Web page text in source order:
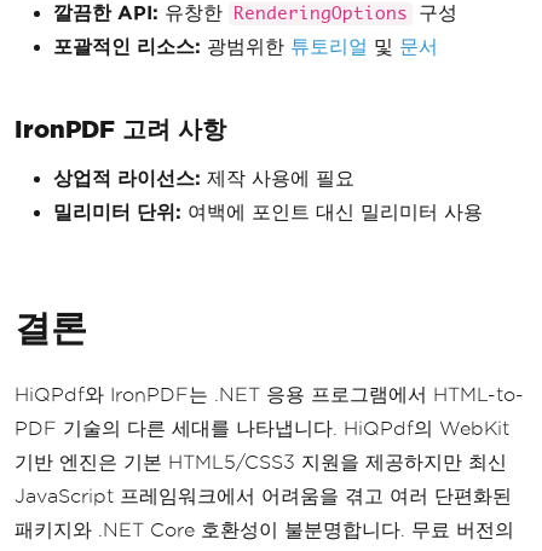
깔끔한 API: 유창한 RenderingOptions
구성
포괄적인 리소스: 광범위한 튜토리얼 및 문서
IronPDF 고려 사항
상업적 라이선스: 제작 사용에 필요
밀리미터 단위: 여백에 포인트 대신 밀리미터 사용
결론
HiQPdf와 IronPDF는 .NET 응용 프로그램에서 HTML-to-
PDF 기술의 다른 세대를 나타냅니다. HiQPdf의 WebKit
기반 엔진은 기본 HTML5/CSS3 지원을 제공하지만 최신
JavaScript 프레임워크에서 어려움을 겪고 여러 단편화된
패키지와 .NET Core 호환성이 불분명합니다. 무료 버전의